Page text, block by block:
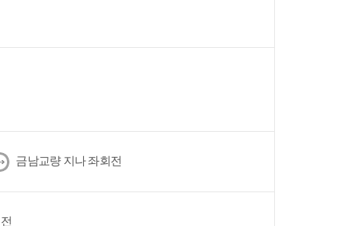
금남교량 지나 좌회전